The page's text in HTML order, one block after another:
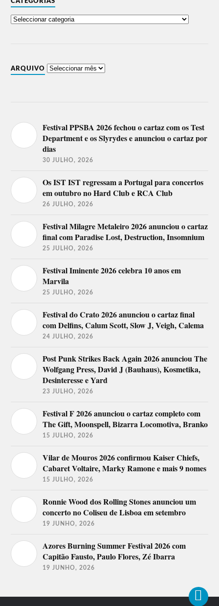
ARQUIVO
Festival PPSBA 2026 fechou o cartaz com os Test
Department e os Slyrydes e anunciou o cartaz por
dias
30 JULHO, 2026
Os IST IST regressam a Portugal para concertos
em outubro no Hard Club e RCA Club
26 JULHO, 2026
Festival Milagre Metaleiro 2026 anunciou o cartaz
final com Paradise Lost, Destruction, Insomnium
25 JULHO, 2026
Festival Iminente 2026 celebra 10 anos em
Marvila
25 JULHO, 2026
Festival do Crato 2026 anunciou o cartaz final
com Delfins, Calum Scott, Slow J, Veigh, Calema
24 JULHO, 2026
Post Punk Strikes Back Again 2026 anunciou The
Wolfgang Press, David J (Bauhaus), Kosmetika,
Desinteresse e Yard
23 JULHO, 2026
Festival F 2026 anunciou o cartaz completo com
The Gift, Moonspell, Bizarra Locomotiva, Branko
15 JULHO, 2026
Vilar de Mouros 2026 confirmou Kaiser Chiefs,
Cabaret Voltaire, Marky Ramone e mais 9 nomes
15 JULHO, 2026
Ronnie Wood dos Rolling Stones anunciou um
concerto no Coliseu de Lisboa em setembro
19 JUNHO, 2026
Azores Burning Summer Festival 2026 com
Capitão Fausto, Paulo Flores, Zé Ibarra
19 JUNHO, 2026